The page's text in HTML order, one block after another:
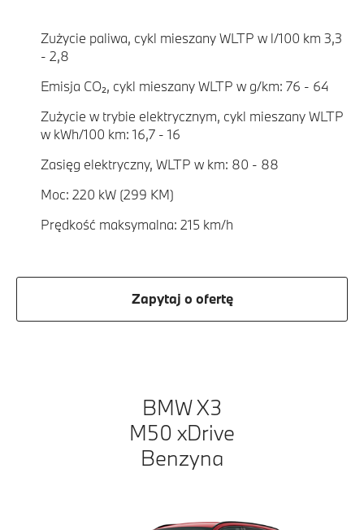
Zużycie paliwa, cykl mieszany WLTP w l/100 km 3,3
- 2,8
Emisja CO₂, cykl mieszany WLTP w g/km: 76 - 64
Zużycie w trybie elektrycznym, cykl mieszany WLTP
w kWh/100 km: 16,7 - 16
Zasięg elektryczny, WLTP w km: 80 - 88
Moc: 220 kW (299 KM)
Prędkość maksymalna: 215 km/h
Zapytaj o ofertę
BMW X3
M50 xDrive
Benzyna